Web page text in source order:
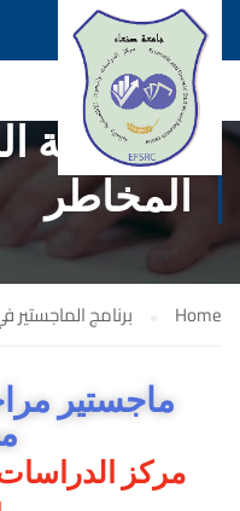
برنامج الماجستير في المراجعة
مراجعة
مخاطر
الدراسات